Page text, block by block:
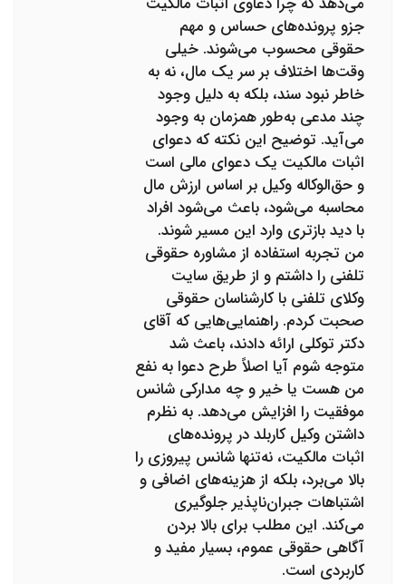
جزو پرونده‌های حساس و مهم
حقوقی محسوب می‌شوند. خیلی
وقت‌ها اختلاف بر سر یک مال، نه به
خاطر نبود سند، بلکه به دلیل وجود
چند مدعی به‌طور همزمان به وجود
می‌آید. توضیح این نکته که دعوای
اثبات مالکیت یک دعوای مالی است
و حق‌الوکاله وکیل بر اساس ارزش مال
محاسبه می‌شود، باعث می‌شود افراد
با دید بازتری وارد این مسیر شوند.
من تجربه استفاده از مشاوره حقوقی
تلفنی را داشتم و از طریق سایت
وکلای تلفنی با کارشناسان حقوقی
صحبت کردم. راهنمایی‌هایی که آقای
دکتر توکلی ارائه دادند، باعث شد
متوجه شوم آیا اصلاً طرح دعوا به نفع
من هست یا خیر و چه مدارکی شانس
موفقیت را افزایش می‌دهد. به نظرم
داشتن وکیل کاربلد در پرونده‌های
اثبات مالکیت، نه‌تنها شانس پیروزی را
بالا می‌برد، بلکه از هزینه‌های اضافی و
اشتباهات جبران‌ناپذیر جلوگیری
می‌کند. این مطلب برای بالا بردن
آگاهی حقوقی عموم، بسیار مفید و
کاربردی است.